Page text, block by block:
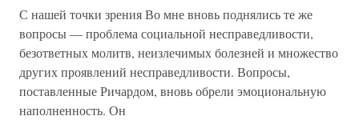
С нашей точки зрения Во мне вновь поднялись те же
вопросы — проблема социальной несправедливости,
безответных молитв, неизлечимых болезней и множество
других проявлений несправедливости. Вопросы,
поставленные Ричардом, вновь обрели эмоциональную
наполненность. Он